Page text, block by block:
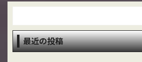
最近の投稿